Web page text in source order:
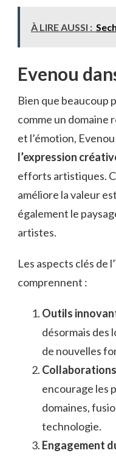
À LIRE AUSSI :
Evenou
Bien que beaucoup
comme un domaine
et l’émotion,
l’expression
efforts artistiques.
améliore la valeur
également le
artistes.
Les aspects clés de
comprennent :
Outils
désormais des
de nouvelles
encourage les
domaines,
technologie.
Engagement